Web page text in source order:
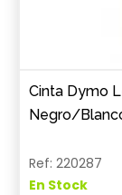
Cinta Dymo
Negro/
Ref: 220287
En Stock